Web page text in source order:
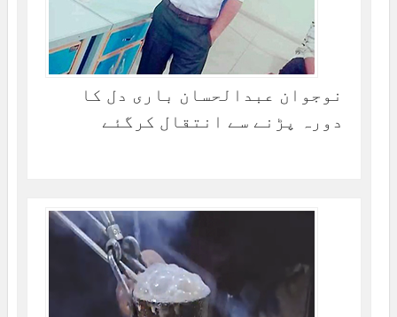
نوجوان عبدالحسان باری دل کا
دورہ پڑنے سے انتقال کرگئے